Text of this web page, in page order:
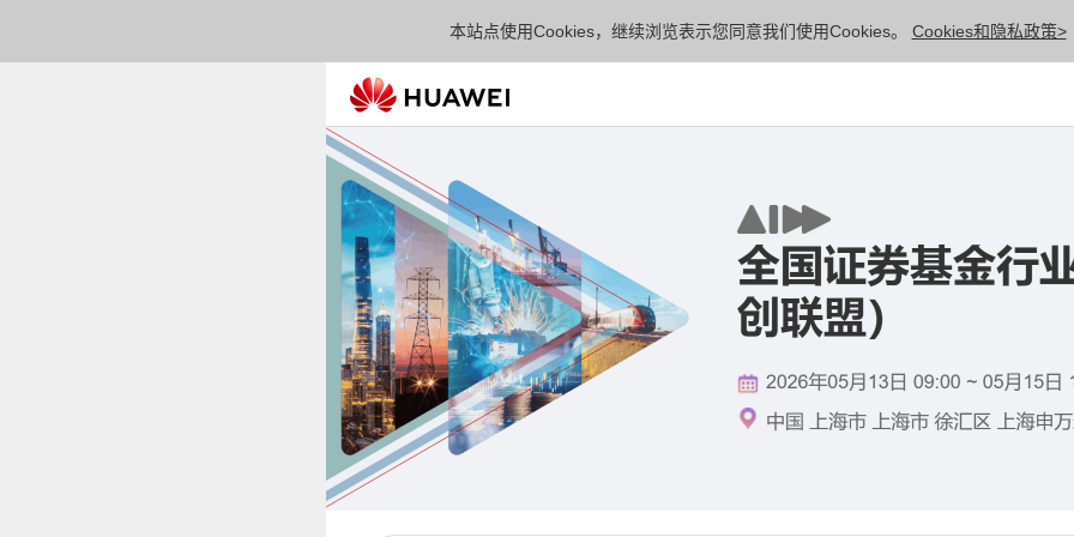
本站点使用Cookies，继续浏览表示您同意我们使用Cookies。 Cookies和隐私政策>